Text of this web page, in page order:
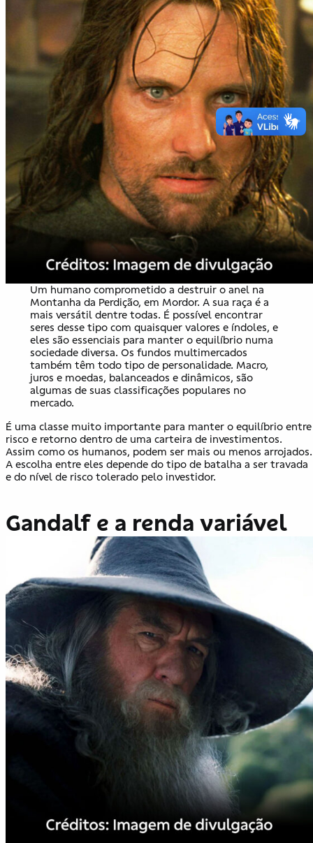
Um humano comprometido a destruir o anel na
Montanha da Perdição, em Mordor. A sua raça é a
mais versátil dentre todas. É possível encontrar
seres desse tipo com quaisquer valores e índoles, e
eles são essenciais para manter o equilíbrio numa
sociedade diversa. Os fundos multimercados
também têm todo tipo de personalidade. Macro,
juros e moedas, balanceados e dinâmicos, são
algumas de suas classificações populares no
mercado.
É uma classe muito importante para manter o equilíbrio entre
risco e retorno dentro de uma carteira de investimentos.
Assim como os humanos, podem ser mais ou menos arrojados.
A escolha entre eles depende do tipo de batalha a ser travada
e do nível de risco tolerado pelo investidor.
Gandalf e a renda variável